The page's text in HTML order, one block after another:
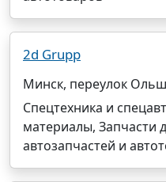
2d Grupp
Минск, переулок
Спецтехника и
материалы, Запчасти
автозапчастей и